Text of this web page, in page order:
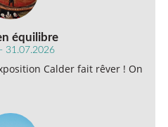
équilibre
31.07.2026
Calder fait rêver ! On